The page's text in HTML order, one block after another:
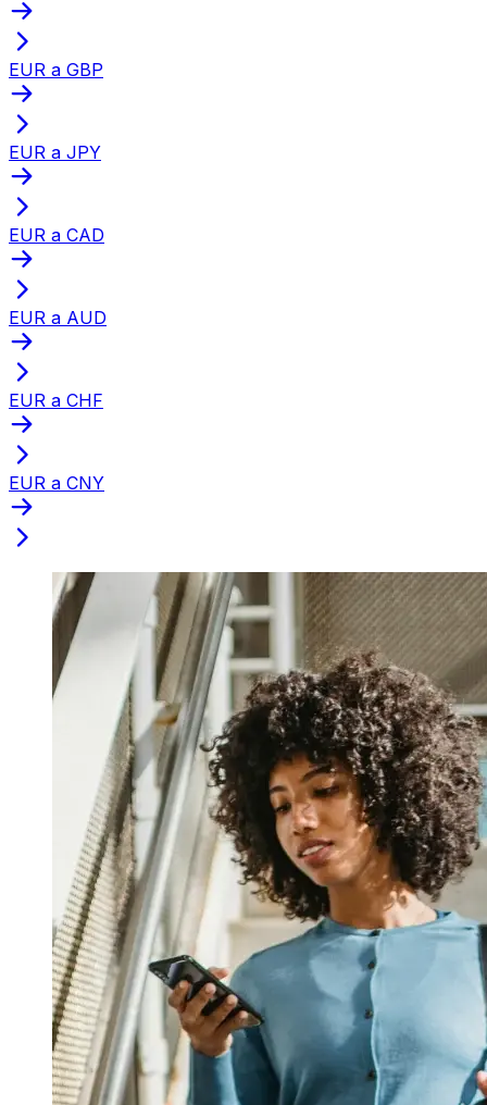
EUR a GBP
EUR a JPY
EUR a CAD
EUR a AUD
EUR a CHF
EUR a CNY